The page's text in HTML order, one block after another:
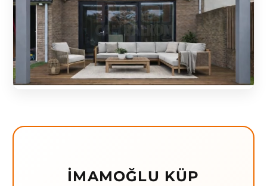
İMAMOĞLU KÜP
Çanakkale
Çekya
Diyarbakır
Erzincan